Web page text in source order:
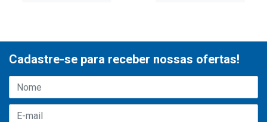
Cadastre-se para receber nossas ofertas!